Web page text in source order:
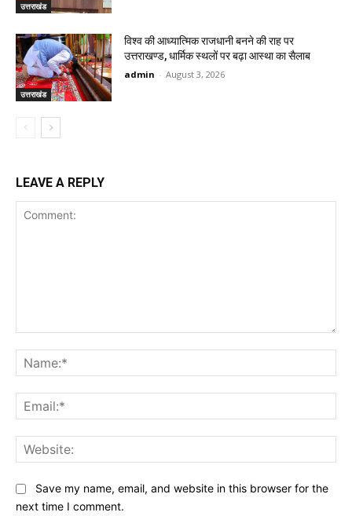
उत्तराखंड
उत्तराखंड
विश्व की आध्यात्मिक राजधानी बनने की राह पर
उत्तराखण्ड, धार्मिक स्थलों पर बढ़ा आस्था का सैलाब
admin - August 3, 2026
LEAVE A REPLY
Save my name, email, and website in this browser for the
next time I comment.